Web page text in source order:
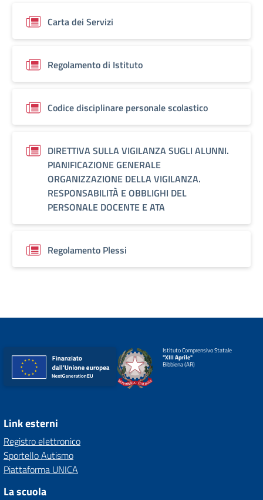
Carta dei Servizi
Regolamento di Istituto
Codice disciplinare personale scolastico
DIRETTIVA SULLA VIGILANZA SUGLI ALUNNI.
PIANIFICAZIONE GENERALE
ORGANIZZAZIONE DELLA VIGILANZA.
RESPONSABILITÀ E OBBLIGHI DEL
PERSONALE DOCENTE E ATA
Regolamento Plessi
Istituto Comprensivo Statale
"XIII Aprile"
Bibbiena (AR)
Link esterni
Registro elettronico
Sportello Autismo
Piattaforma UNICA
La scuola